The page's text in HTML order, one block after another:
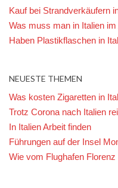
Kauf bei Strandverkäufern
Was muss man in Italien
Haben Plastikflaschen in
NEUESTE THEMEN
Was kosten Zigaretten in
Trotz Corona nach Italien
In Italien Arbeit finden
Führungen auf der Insel
Wie vom Flughafen